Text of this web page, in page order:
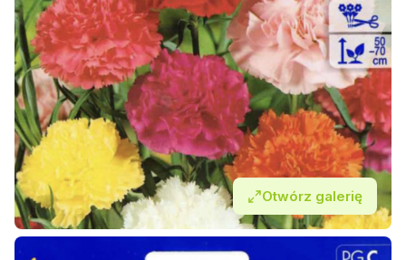
Otwórz galerię